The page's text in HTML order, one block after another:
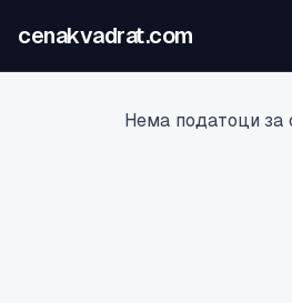
cenakvadrat.com
Нема податоци за